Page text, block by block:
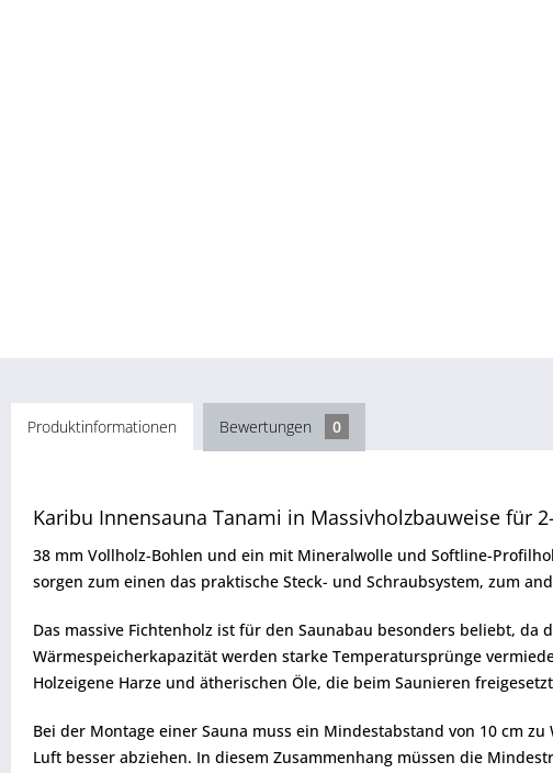
Produktinformationen Bewertungen 0
Karibu Innensauna Tanami in Massivholzbauweise für
38 mm Vollholz-Bohlen und ein mit Mineralwolle und Softline-
sorgen zum einen das praktische Steck- und Schraubsystem, zum
Das massive Fichtenholz ist für den Saunabau besonders beliebt,
Wärmespeicherkapazität werden starke Temperatursprünge
Holzeigene Harze und ätherischen Öle, die beim Saunieren
Bei der Montage einer Sauna muss ein Mindestabstand von 10 cm
Luft besser abziehen. In diesem Zusammenhang müssen die